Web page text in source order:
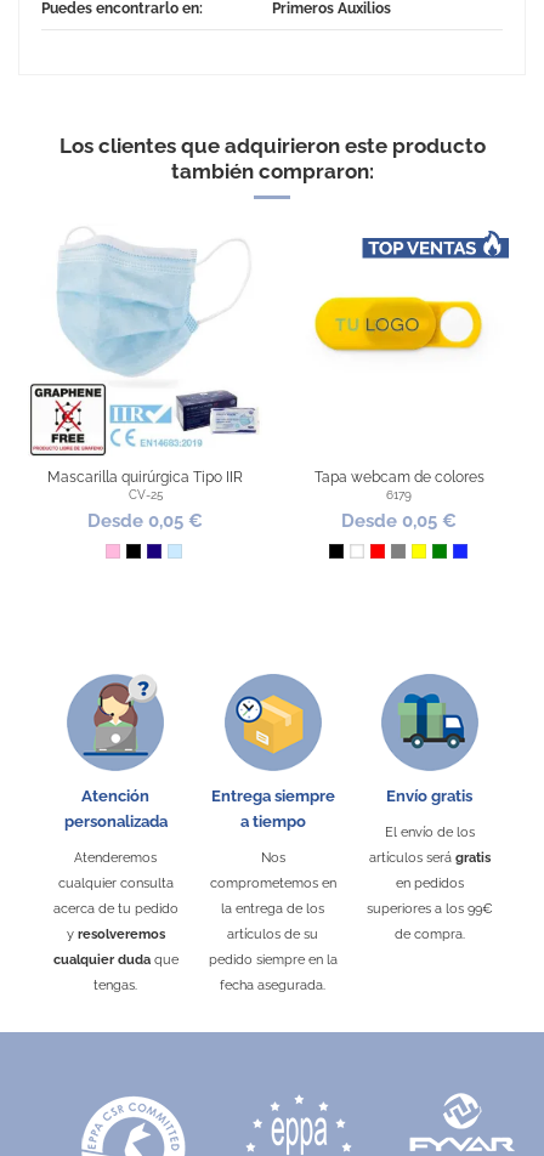
Puedes encontrarlo en: Primeros Auxilios
EXCELLENT
Llavero anticontacto - Color
: Plata- Cantidad : Cantidad
Product Reviews
calculated from 1 customer reviews
Positive
100%
Neutral
0%
Negative
0%
Los clientes que adquirieron este producto
también compraron:
Mascarilla quirúrgica Tipo IIR
CV-25
Desde 0,05 €
RosaNegroAzul Oscuro
Azul Claro
Tapa webcam de colores
6179
Desde 0,05 €
NegroBlanco
RojoGrisAmarillo
VerdeAzul Royal
Atención
personalizada
Atenderemos
cualquier consulta
acerca de tu pedido
y resolveremos
cualquier dudaque
tengas.
Entrega siempre
a tiempo
Nos
comprometemos en
la entrega de los
artículos de su
pedido siempre en la
fecha asegurada.
Envío gratis
El envío de los
artículos será gratis
en pedidos
superiores a los 99€
de compra.